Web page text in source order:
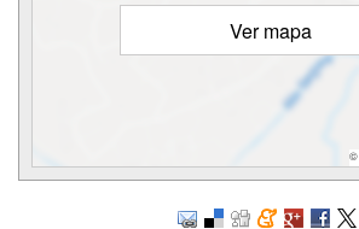
Ver mapa
©